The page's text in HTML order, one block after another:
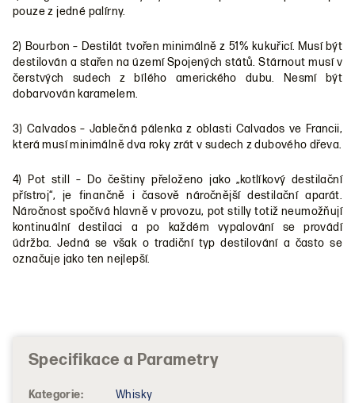
pouze z jedné palírny.
2) Bourbon – Destilát tvořen minimálně z 51% kukuřicí. Musí být
destilován a stařen na území Spojených států. Stárnout musí v
čerstvých sudech z bílého amerického dubu. Nesmí být
dobarvován karamelem.
3) Calvados – Jablečná pálenka z oblasti Calvados ve Francii,
která musí minimálně dva roky zrát v sudech z dubového dřeva.
4) Pot still – Do češtiny přeloženo jako „kotlíkový destilační
přístroj“, je finančně i časově náročnější destilační aparát.
Náročnost spočívá hlavně v provozu, pot stilly totiž neumožňují
kontinuální destilaci a po každém vypalování se provádí
údržba. Jedná se však o tradiční typ destilování a často se
označuje jako ten nejlepší.
Kategorie:
Whisky